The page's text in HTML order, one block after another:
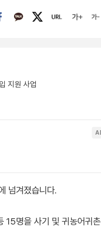
지원 사업
넘겨졌습니다.
15명을 사기 및 귀농어귀촌